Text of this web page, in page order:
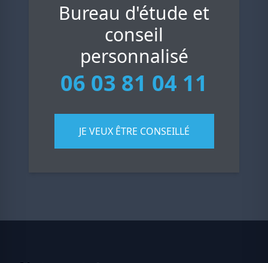
Bureau d'étude et
conseil
personnalisé
06 03 81 04 11
JE VEUX ÊTRE CONSEILLÉ